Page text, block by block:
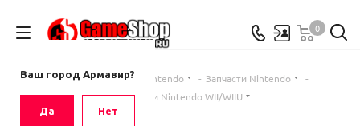
Ваш город Армавир?
Да Нет
0
Главная - Каталог Nintendo - Запчасти Nintendo
-
Запчасти Nintendo WII/WIIU